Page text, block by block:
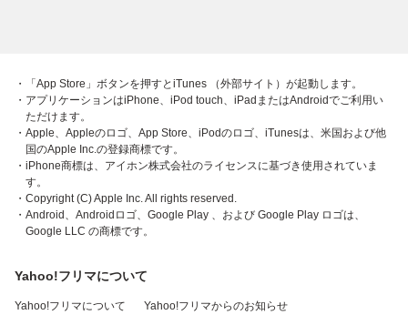
・「App Store」ボタンを押すとiTunes （外部サイト）が起動します。
・アプリケーションはiPhone、iPod touch、iPadまたはAndroidでご利用い
ただけます。
・Apple、Appleのロゴ、App Store、iPodのロゴ、iTunesは、米国および他
国のApple Inc.の登録商標です。
・iPhone商標は、アイホン株式会社のライセンスに基づき使用されていま
す。
・Copyright (C) Apple Inc. All rights reserved.
・Android、Androidロゴ、Google Play 、および Google Play ロゴは、
Google LLC の商標です。
Yahoo!フリマについて
Yahoo!フリマについて Yahoo!フリマからのお知らせ